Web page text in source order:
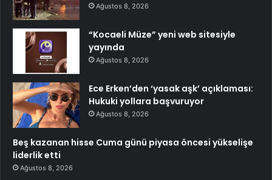
Ağustos 8, 2026
“Kocaeli Müze” yeni web sitesiyle
yayında
Ağustos 8, 2026
Ece Erken’den ‘yasak aşk’ açıklaması:
Hukuki yollara başvuruyor
Ağustos 8, 2026
Beş kazanan hisse Cuma günü piyasa öncesi yükselişe
liderlik etti
Ağustos 8, 2026